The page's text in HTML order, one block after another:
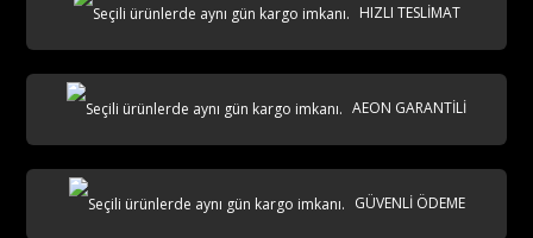
HIZLI TESLİMAT
AEON GARANTİLİ
GÜVENLİ ÖDEME